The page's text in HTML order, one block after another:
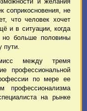
соприкосновения, не
что человек хочет
и в ситуации, когда
больше половины
пути.
между тремя
профессиональной
по мере ее
на рынке